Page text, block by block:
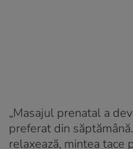
„Masajul prenatal a
preferat din
relaxează, mintea tace